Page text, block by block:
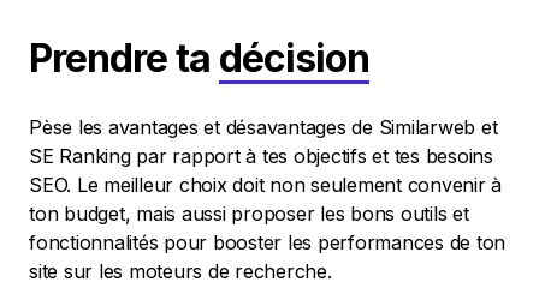
Prendre ta décision
Pèse les avantages et désavantages de Similarweb et
SE Ranking par rapport à tes objectifs et tes besoins
SEO. Le meilleur choix doit non seulement convenir à
ton budget, mais aussi proposer les bons outils et
fonctionnalités pour booster les performances de ton
site sur les moteurs de recherche.